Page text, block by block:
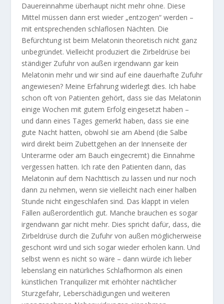
Dauereinnahme überhaupt nicht mehr ohne. Diese
Mittel müssen dann erst wieder „entzogen“ werden –
mit entsprechenden schlaflosen Nächten. Die
Befürchtung ist beim Melatonin theoretisch nicht ganz
unbegründet. Vielleicht produziert die Zirbeldrüse bei
ständiger Zufuhr von außen irgendwann gar kein
Melatonin mehr und wir sind auf eine dauerhafte Zufuhr
angewiesen? Meine Erfahrung widerlegt dies. Ich habe
schon oft von Patienten gehört, dass sie das Melatonin
einige Wochen mit gutem Erfolg eingesetzt haben –
und dann eines Tages gemerkt haben, dass sie eine
gute Nacht hatten, obwohl sie am Abend (die Salbe
wird direkt beim Zubettgehen an der Innenseite der
Unterarme oder am Bauch eingecremt) die Einnahme
vergessen hatten. Ich rate den Patienten dann, das
Melatonin auf dem Nachttisch zu lassen und nur noch
dann zu nehmen, wenn sie vielleicht nach einer halben
Stunde nicht eingeschlafen sind. Das klappt in vielen
Fällen außerordentlich gut. Manche brauchen es sogar
irgendwann gar nicht mehr. Dies spricht dafür, dass, die
Zirbeldrüse durch die Zufuhr von außen möglicherweise
geschont wird und sich sogar wieder erholen kann. Und
selbst wenn es nicht so wäre – dann würde ich lieber
lebenslang ein natürliches Schlafhormon als einen
künstlichen Tranquilizer mit erhöhter nächtlicher
Sturzgefahr, Leberschädigungen und weiteren